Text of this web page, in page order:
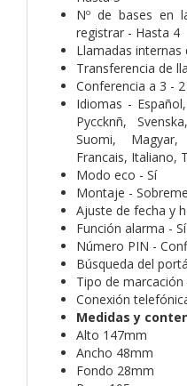
Nº de bases en
registrar - Hasta 4
Llamadas internas
Transferencia de
Conferencia a 3 -
Idiomas -
Pyccknñ,
Suomi,
Francais, Italiano,
Modo eco - Sí
Montaje -
Ajuste de fecha y
Función alarma - Sí
Número PIN -
Búsqueda del
Tipo de
Conexión
Medidas y
Alto 147mm
Ancho 48mm
Fondo 28mm